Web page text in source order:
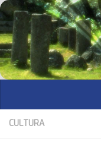
Saltar al contenido
CULTURA